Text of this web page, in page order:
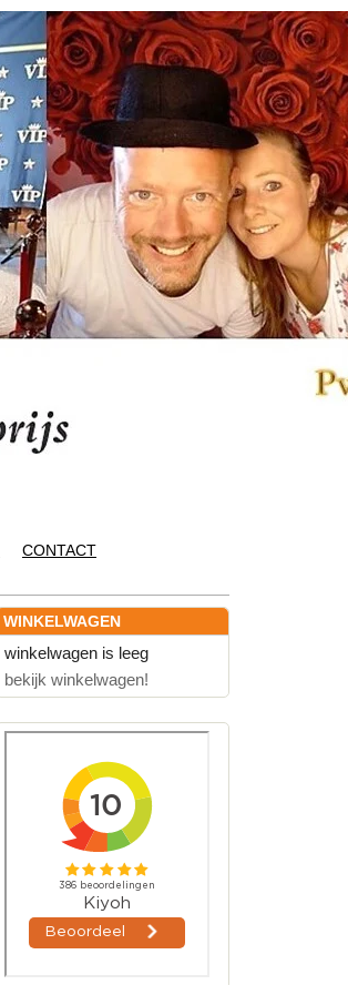
CONTACT
WINKELWAGEN
winkelwagen is leeg
bekijk winkelwagen!